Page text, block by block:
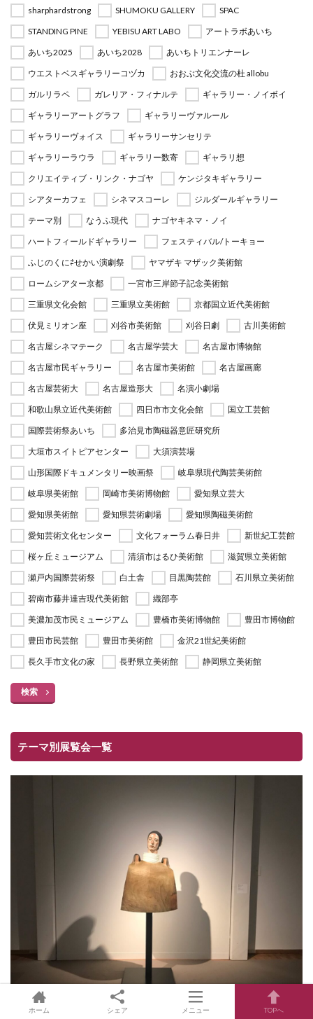
sharphardstrong
SHUMOKU GALLERY
SPAC
STANDING PINE
YEBISU ART LABO
アートラボあいち
あいち2025
あいち2028
あいちトリエンナーレ
ウエストベスギャラリーコヅカ
おおぶ文化交流の杜 allobu
ガルリラペ
ガレリア・フィナルテ
ギャラリー・ノイボイ
ギャラリーアートグラフ
ギャラリーヴァルール
ギャラリーヴォイス
ギャラリーサンセリテ
ギャラリーラウラ
ギャラリー数寄
ギャラリ想
クリエイティブ・リンク・ナゴヤ
ケンジタキギャラリー
シアターカフェ
シネマスコーレ
ジルダールギャラリー
テーマ別
なうふ現代
ナゴヤキネマ・ノイ
ハートフィールドギャラリー
フェスティバル/トーキョー
ふじのくに⇄せかい演劇祭
ヤマザキ マザック美術館
ロームシアター京都
一宮市三岸節子記念美術館
三重県文化会館
三重県立美術館
京都国立近代美術館
伏見ミリオン座
刈谷市美術館 刈谷日劇
古川美術館
名古屋シネマテーク
名古屋学芸大
名古屋市博物館
名古屋市民ギャラリー
名古屋市美術館
名古屋画廊
名古屋芸術大
名古屋造形大
名演小劇場
和歌山県立近代美術館
四日市市文化会館
国立工芸館
国際芸術祭あいち
多治見市陶磁器意匠研究所
大垣市スイトピアセンター
大須演芸場
山形国際ドキュメンタリー映画祭
岐阜県現代陶芸美術館
岐阜県美術館
岡崎市美術博物館
愛知県立芸大
愛知県美術館
愛知県芸術劇場
愛知県陶磁美術館
愛知芸術文化センター
文化フォーラム春日井
新世紀工芸館
桜ヶ丘ミュージアム
清須市はるひ美術館
滋賀県立美術館
瀬戸内国際芸術祭
白土舎 目黒陶芸館
石川県立美術館
碧南市藤井達吉現代美術館
織部亭
美濃加茂市民ミュージアム
豊橋市美術博物館
豊田市博物館
豊田市民芸館
豊田市美術館
金沢21世紀美術館
長久手市文化の家
長野県立美術館 静岡県立美術館
検索
テーマ別展覧会一覧
ホーム シェア メニュー TOPへ